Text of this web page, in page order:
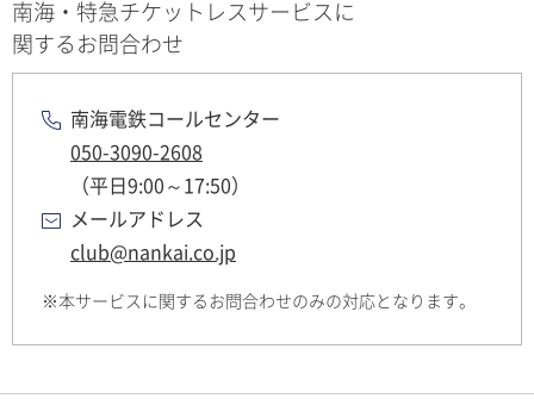
南海・特急チケットレスサービスに
関するお問合わせ
南海電鉄コールセンター
050-3090-2608
（平日9:00～17:50）
メールアドレス
club@nankai.co.jp
本サービスに関するお問合わせのみの対応となります。